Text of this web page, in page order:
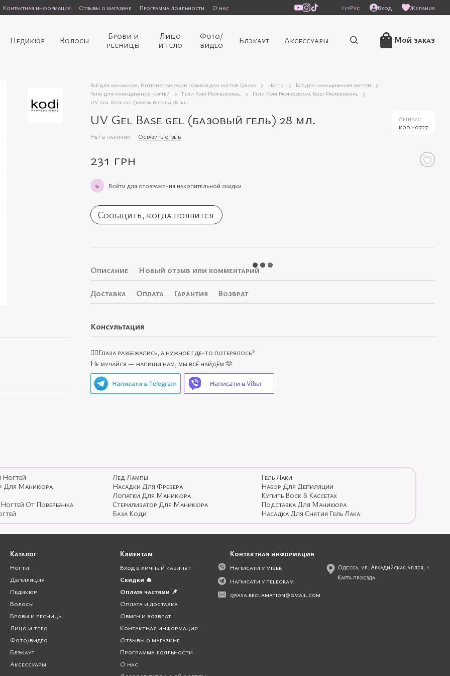
Контактная информация Отзывы о магазине Программа лояльности О нас УкрРус Вход Желания
Педикюр Волосы
Брови и
ресницы
Лицо
и тело
Фото/
видео
Блэкаут Аксессуары Мой заказ
Всё для маникюра, Интернет-магазин товаров для ногтей Qrasa Ногти
Всё для наращивания ногтей
Гели для наращивания ногтей
Гели Kodi Professional
Гели Kodi Professional Kodi Professional
UV Gel Base gel (базовый гель) 28 мл.
UV Gel Base gel (базовый гель) 28 мл. Артикул
kodi-0727
Нет в наличии Оставить отзыв
231 грн
% Войти для отображения накопительной скидки
Сообщить, когда появится
Описание Новый отзыв или комментарий
Доставка Оплата Гарантия Возврат
Консультация
🙋‍♀️Глаза разбежались, а нужное где-то потерялось?
Не мучайся — напиши нам, мы всё найдём 🫶
Ногтей Лед Лампы
Гель Лаки
Для Маникюра
Насадки Для Фрезера
Набор Для Депиляции
Лопатки Для Маникюра
Купить Воск В Кассетах
От Повербанка
Стерилизатор Для Маникюра
Подставка Для Маникюра
База Коди Насадка Для Снятия Гель Лака
Каталог
Ногти
Депиляция
Педикюр
Волосы
Брови и ресницы
Лицо и тело
Фото/видео
Блэкаут
Аксессуары
Клиентам
Вход в личный кабинет
Скидки 🔥
Оплата частями 📌
Оплата и доставка
Обмен и возврат
Контактная информация
Отзывы о магазине
Программа лояльности
О нас
Контактная информация
Написати у Viber
Написати у telegram
qrasa.reclamation@gmail.com
Одесса, ул. Аркадийская аллея, 1
Карта проезда